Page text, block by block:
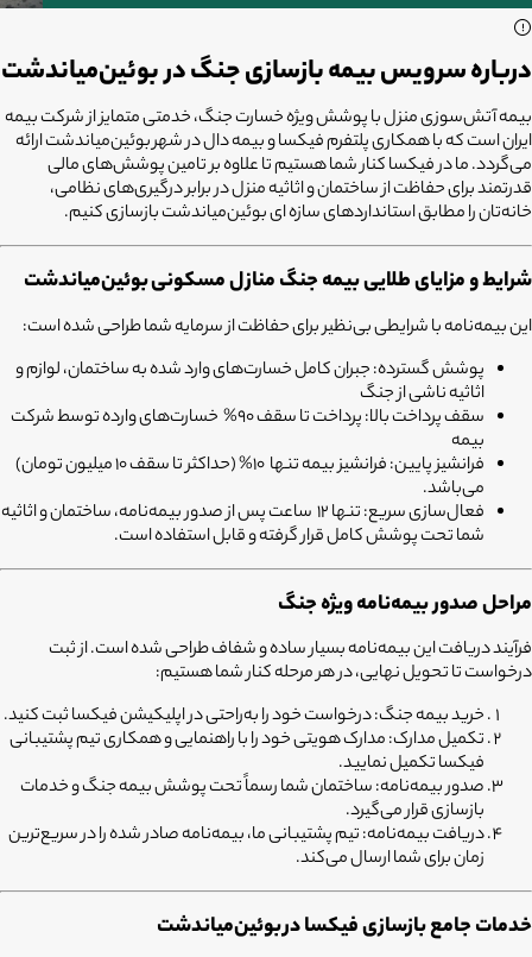
درباره سرویس بیمه بازسازی جنگ در بوئین‌میاندشت
بیمه آتش‌سوزی منزل با پوشش ویژه خسارت جنگ، خدمتی متمایز از شرکت بیمه
ایران است که با همکاری پلتفرمفیکساوبیمه دالدر شهربوئین‌میاندشت ارائه
می‌گردد. ما در فیکسا کنار شما هستیم تا علاوه بر تامین پوشش‌های مالی
قدرتمند برای حفاظت از ساختمان و اثاثیه منزل در برابر درگیری‌های نظامی،
خانه‌تان را مطابق استانداردهای سازه ای بوئین‌میاندشت بازسازی کنیم.
شرایط و مزایای طلایی بیمه جنگ منازل مسکونیبوئین‌میاندشت
این بیمه‌نامه با شرایطی بی‌نظیر برای حفاظت از سرمایه شما طراحی شده است:
پوشش گسترده:جبران کامل خسارت‌های وارد شده به ساختمان، لوازم و
اثاثیه ناشی از جنگ
سقف پرداخت بالا:
پرداخت تا سقف 90% خسارت‌های وارده توسط شرکت
بیمه
فرانشیز پایین:
فرانشیز بیمه تنها 10% (حداکثر تا سقف 10 میلیون تومان)
می‌باشد.
فعال‌سازی سریع:
تنها 12 ساعت پس از صدور بیمه‌نامه، ساختمان و اثاثیه
شما تحت پوشش کامل قرار گرفته و قابل استفاده است.
مراحل صدور بیمه‌نامه ویژه جنگ
فرآیند دریافت این بیمه‌نامه بسیار ساده و شفاف طراحی شده است. از ثبت
درخواست تا تحویل نهایی، در هر مرحله کنار شما هستیم:
خرید بیمه جنگ:درخواست خود را به‌راحتی در اپلیکیشن فیکسا ثبت کنید.
تکمیل مدارک:مدارک هویتی خود را با راهنمایی و همکاری تیم پشتیبانی
فیکسا تکمیل نمایید.
صدور بیمه‌نامه:ساختمان شما رسماً تحت پوشش بیمه جنگ و خدمات
بازسازی قرار می‌گیرد.
دریافت بیمه‌نامه:تیم پشتیبانی ما، بیمه‌نامه صادر شده را در سریع‌ترین
زمان برای شما ارسال می‌کند.
خدمات جامع بازسازی فیکسا دربوئین‌میاندشت